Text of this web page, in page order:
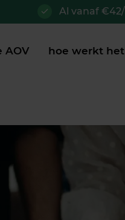
Al vanaf
AOV hoe werkt het